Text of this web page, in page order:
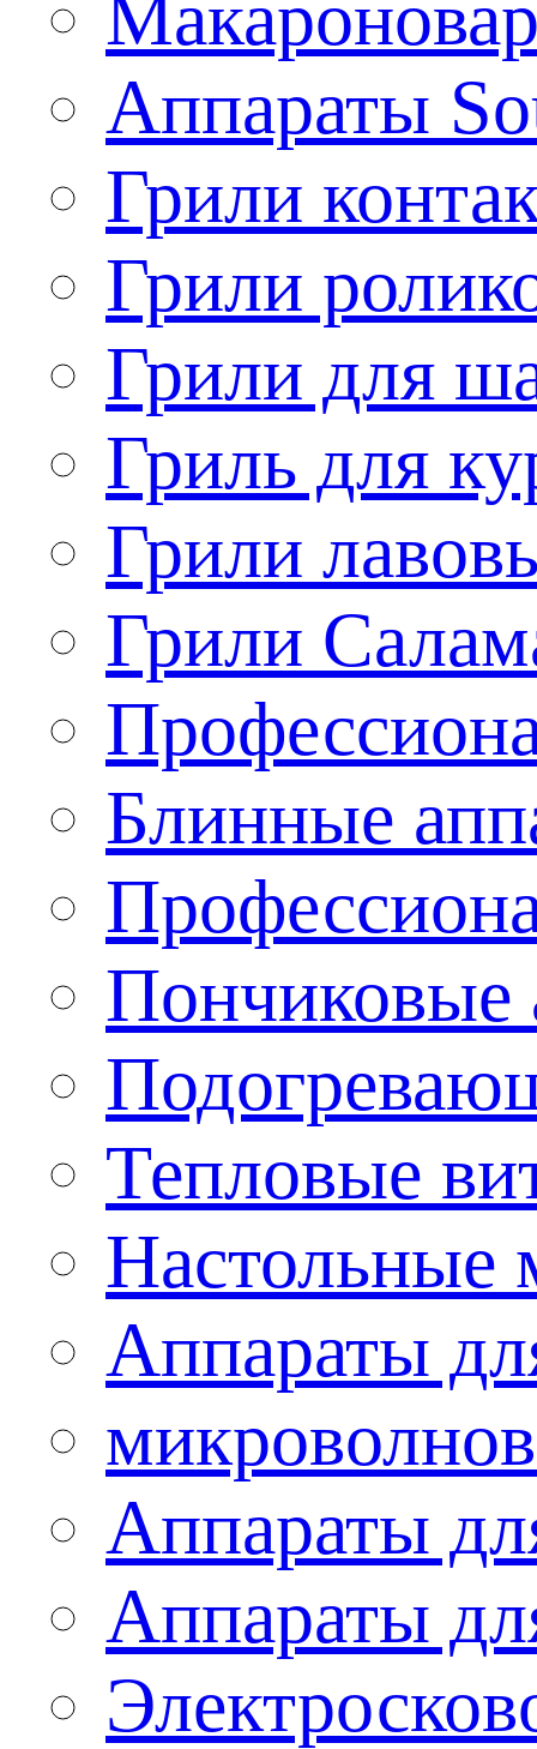
Аппараты
Грили
Грили
Грили для
Гриль для
Грили
Грили
Блинные
Пончиковые
Тепловые
Настольные
Аппараты
Аппараты
Аппараты